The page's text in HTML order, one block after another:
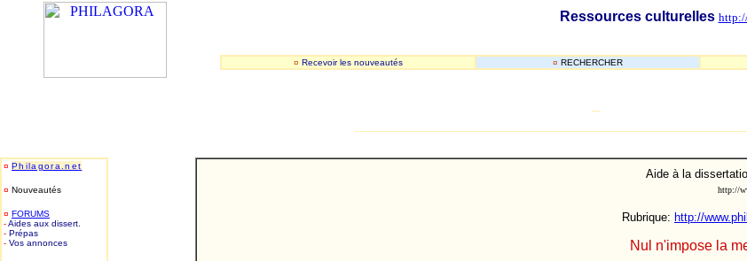
Ressources culturelles
¤ Recevoir les nouveautés ¤ RECHERCHER
--
¤ Philagora.net
¤ Nouveautés
¤ FORUMS
-Aides aux dissert.
- Prépas
- Vos annonces
Aide à la
http://
Rubrique: http://
Nul n'impose la